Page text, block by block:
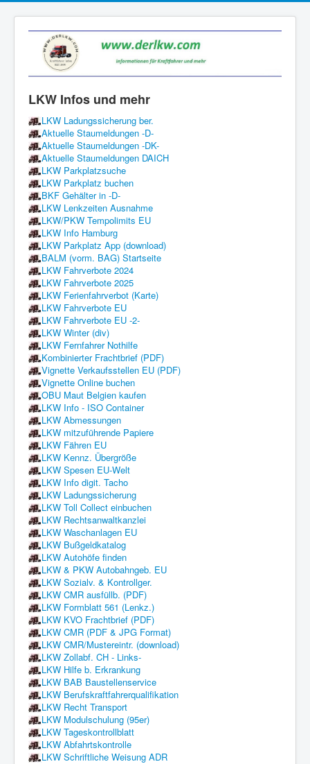
LKW Infos und mehr
LKW Ladungssicherung ber.
Aktuelle Staumeldungen -D-
Aktuelle Staumeldungen -DK-
Aktuelle Staumeldungen DAICH
LKW Parkplatzsuche
LKW Parkplatz buchen
BKF Gehälter in -D-
LKW Lenkzeiten Ausnahme
LKW/PKW Tempolimits EU
LKW Info Hamburg
LKW Parkplatz App (download)
BALM (vorm. BAG) Startseite
LKW Fahrverbote 2024
LKW Fahrverbote 2025
LKW Ferienfahrverbot (Karte)
LKW Fahrverbote EU
LKW Fahrverbote EU -2-
LKW Winter (div)
LKW Fernfahrer Nothilfe
Kombinierter Frachtbrief (PDF)
Vignette Verkaufsstellen EU (PDF)
Vignette Online buchen
OBU Maut Belgien kaufen
LKW Info - ISO Container
LKW Abmessungen
LKW mitzuführende Papiere
LKW Fähren EU
LKW Kennz. Übergröße
LKW Spesen EU-Welt
LKW Info digit. Tacho
LKW Ladungssicherung
LKW Toll Collect einbuchen
LKW Rechtsanwaltkanzlei
LKW Waschanlagen EU
LKW Bußgeldkatalog
LKW Autohöfe finden
LKW & PKW Autobahngeb. EU
LKW Sozialv. & Kontrollger.
LKW CMR ausfüllb. (PDF)
LKW Formblatt 561 (Lenkz.)
LKW KVO Frachtbrief (PDF)
LKW CMR (PDF & JPG Format)
LKW CMR/Mustereintr. (download)
LKW Zollabf. CH - Links-
LKW Hilfe b. Erkrankung
LKW BAB Baustellenservice
LKW Berufskraftfahrerqualifikation
LKW Recht Transport
LKW Modulschulung (95er)
LKW Tageskontrollblatt
LKW Abfahrtskontrolle
LKW Schriftliche Weisung ADR